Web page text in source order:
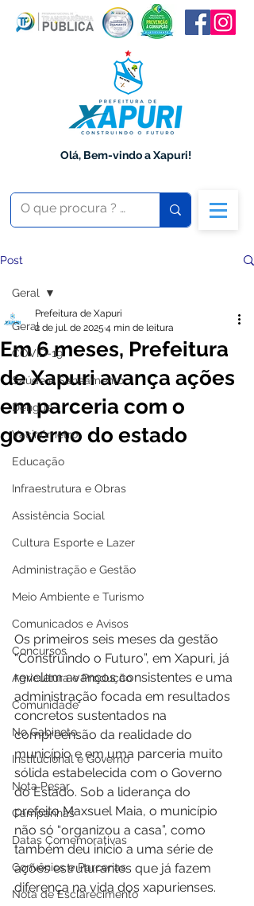
Olá, Bem-vindo a Xapuri!
Post
Geral
COVID-19
Saúde e Saneamento
Dengue
Vacinômetro
Educação
Infraestrutura e Obras
Assistência Social
Cultura Esporte e Lazer
Administração e Gestão
Meio Ambiente e Turismo
Comunicados e Avisos
Concursos
Agricultura e Produção
Comunidade
No Gabinete
Institucional e Governo
Nota Pesar
Campanhas
Datas Comemorativas
Convênios e Parcerias
Nota de Esclarecimento
Geral
Em 6 meses, Prefeitura
de Xapuri avança ações
em parceria com o
governo do estado
Prefeitura de Xapuri
2 de jul. de 2025 4 min de leitura
Os primeiros seis meses da gestão
“Construindo o Futuro”, em Xapuri, já
revelam avanços consistentes e uma
administração focada em resultados
concretos sustentados na
compreensão da realidade do
município e em uma parceria muito
sólida estabelecida com o Governo
do Estado. Sob a liderança do
prefeito Maxsuel Maia, o município
não só “organizou a casa”, como
também deu início a uma série de
ações estruturantes que já fazem
diferença na vida dos xapurienses.